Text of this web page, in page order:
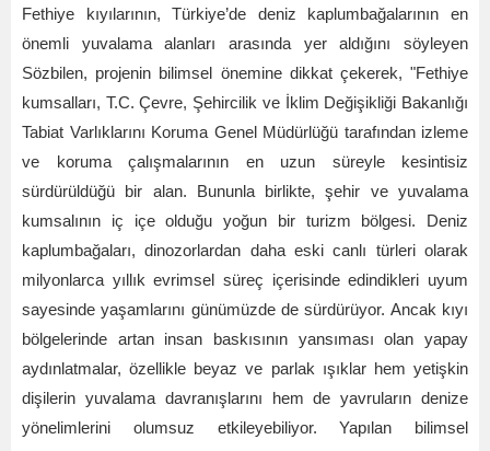
Fethiye kıyılarının, Türkiye’de deniz kaplumbağalarının en
önemli yuvalama alanları arasında yer aldığını söyleyen
Sözbilen, projenin bilimsel önemine dikkat çekerek, "Fethiye
kumsalları, T.C. Çevre, Şehircilik ve İklim Değişikliği Bakanlığı
Tabiat Varlıklarını Koruma Genel Müdürlüğü tarafından izleme
ve koruma çalışmalarının en uzun süreyle kesintisiz
sürdürüldüğü bir alan. Bununla birlikte, şehir ve yuvalama
kumsalının iç içe olduğu yoğun bir turizm bölgesi. Deniz
kaplumbağaları, dinozorlardan daha eski canlı türleri olarak
milyonlarca yıllık evrimsel süreç içerisinde edindikleri uyum
sayesinde yaşamlarını günümüzde de sürdürüyor. Ancak kıyı
bölgelerinde artan insan baskısının yansıması olan yapay
aydınlatmalar, özellikle beyaz ve parlak ışıklar hem yetişkin
dişilerin yuvalama davranışlarını hem de yavruların denize
yönelimlerini olumsuz etkileyebiliyor. Yapılan bilimsel